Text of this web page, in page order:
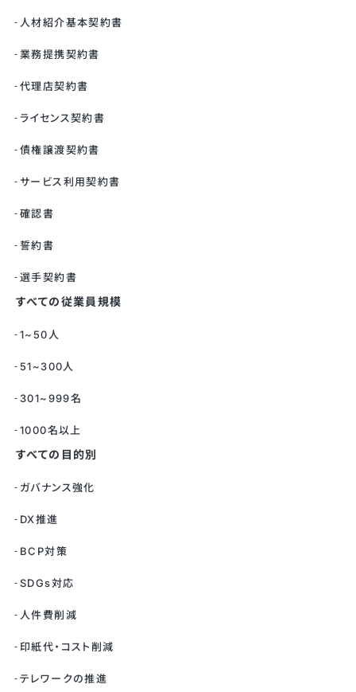
人材紹介基本契約書
業務提携契約書
代理店契約書
ライセンス契約書
債権譲渡契約書
サービス利用契約書
確認書
誓約書
選手契約書
すべての従業員規模
1~50人
51~300人
301~999名
1000名以上
すべての目的別
ガバナンス強化
DX推進
BCP対策
SDGs対応
人件費削減
印紙代・コスト削減
テレワークの推進